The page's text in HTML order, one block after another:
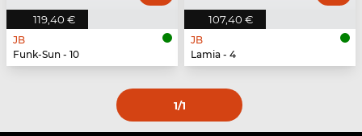
119,40 €
JB
Funk-Sun - 10
107,40 €
JB
Lamia - 4
1/1